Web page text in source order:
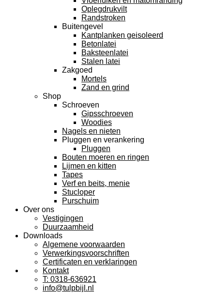
Oplegdrukvilt
Randstroken
Buitengevel
Kantplanken geisoleerd
Betonlatei
Baksteenlatei
Stalen latei
Zakgoed
Mortels
Zand en grind
Shop
Schroeven
Gipsschroeven
Woodies
Nagels en nieten
Pluggen en verankering
Pluggen
Bouten moeren en ringen
Lijmen en kitten
Tapes
Verf en beits, menie
Stucloper
Purschuim
Over ons
Vestigingen
Duurzaamheid
Downloads
Algemene voorwaarden
Verwerkingsvoorschriften
Certificaten en verklaringen
Kontakt
T: 0318-636921
info@tulpbijl.nl